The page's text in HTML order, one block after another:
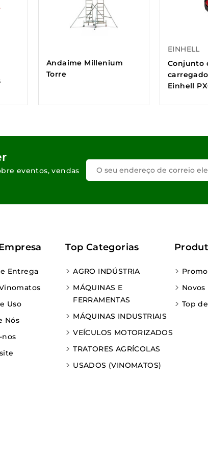
Andaime Millenium
Torre
EINHELL
Conjunto
Einhell
eventos, vendas
Entrega
Uso
Nós
nos
Top Categorias
AGRO INDÚSTRIA
MÁQUINAS E
FERRAMENTAS
MÁQUINAS INDUSTRIAIS
VEÍCULOS MOTORIZADOS
TRATORES AGRÍCOLAS
USADOS (VINOMATOS)
Top